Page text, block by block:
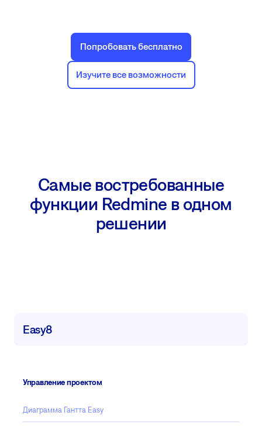
Попробовать бесплатно
Изучите все возможности
Самые востребованные
функции Redmine в одном
решении
Easy8
Управление проектом
Диаграмма Гантта Easy